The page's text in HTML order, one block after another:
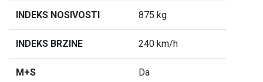
INDEKS NOSIVOSTI 875 kg
INDEKS BRZINE 240 km/h
M+S Da